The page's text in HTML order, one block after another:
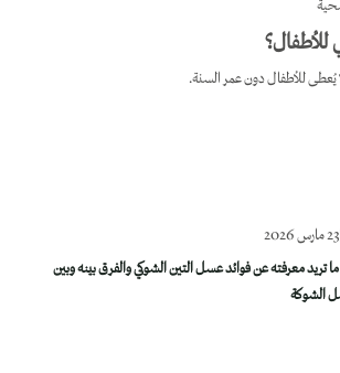
يُعطى للأطفال دون عمر السنة.
23 مارس 2026
تريد معرفته عن فوائد عسل التين الشوكي والفرق بينه وبين
الشوكة